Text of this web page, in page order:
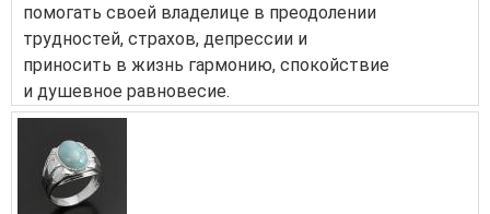
помогать своей владелице в преодолении
трудностей, страхов, депрессии и
приносить в жизнь гармонию, спокойствие
и душевное равновесие.